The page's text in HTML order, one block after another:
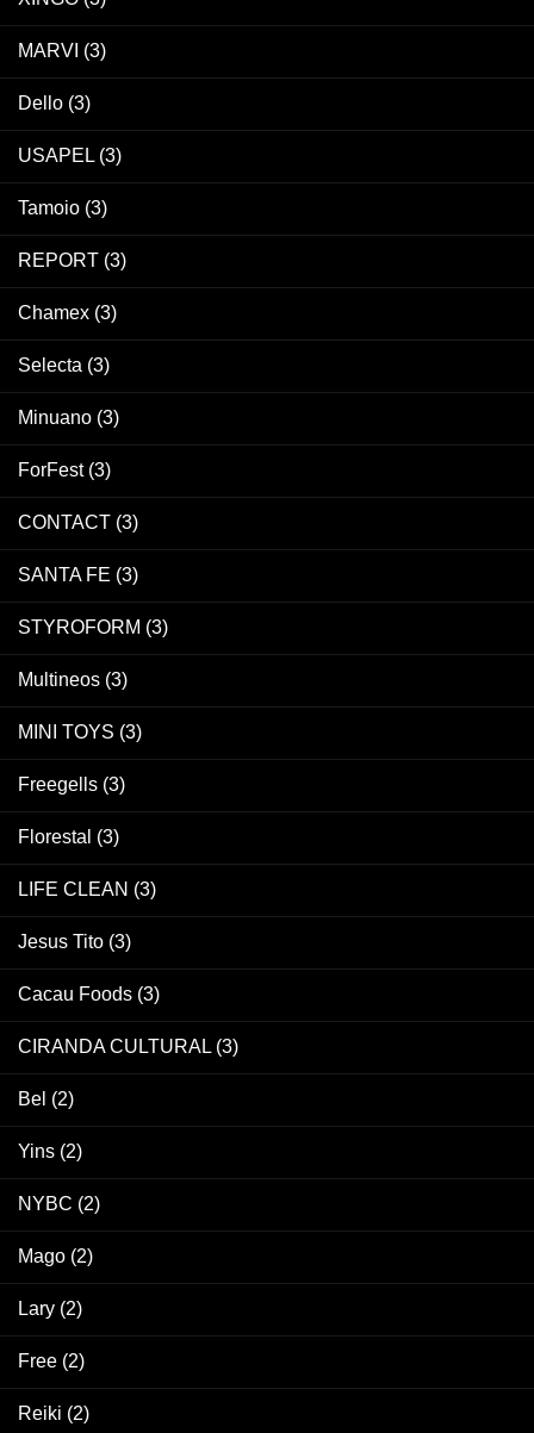
MARVI (3)
Dello (3)
USAPEL (3)
Tamoio (3)
REPORT (3)
Chamex (3)
Selecta (3)
Minuano (3)
ForFest (3)
CONTACT (3)
SANTA FE (3)
STYROFORM (3)
Multineos (3)
MINI TOYS (3)
Freegells (3)
Florestal (3)
LIFE CLEAN (3)
Jesus Tito (3)
Cacau Foods (3)
CIRANDA CULTURAL (3)
Bel (2)
Yins (2)
NYBC (2)
Mago (2)
Lary (2)
Free (2)
Reiki (2)